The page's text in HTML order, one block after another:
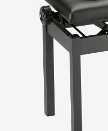
Products
Import Products
Features
Events